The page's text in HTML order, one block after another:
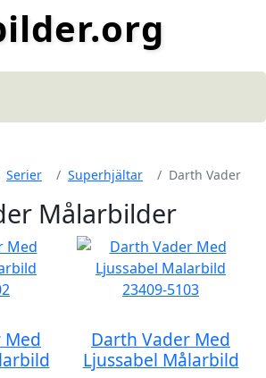
Serier Superhjältar Darth Vader
Målarbilder
Med
Darth Vader Med
Ljussabel Målarbild